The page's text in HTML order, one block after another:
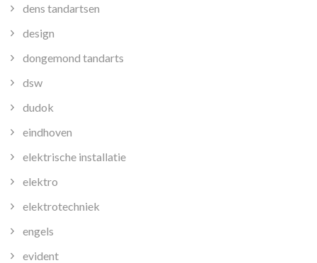
dens tandartsen
design
dongemond tandarts
dsw
dudok
eindhoven
elektrische installatie
elektro
elektrotechniek
engels
evident